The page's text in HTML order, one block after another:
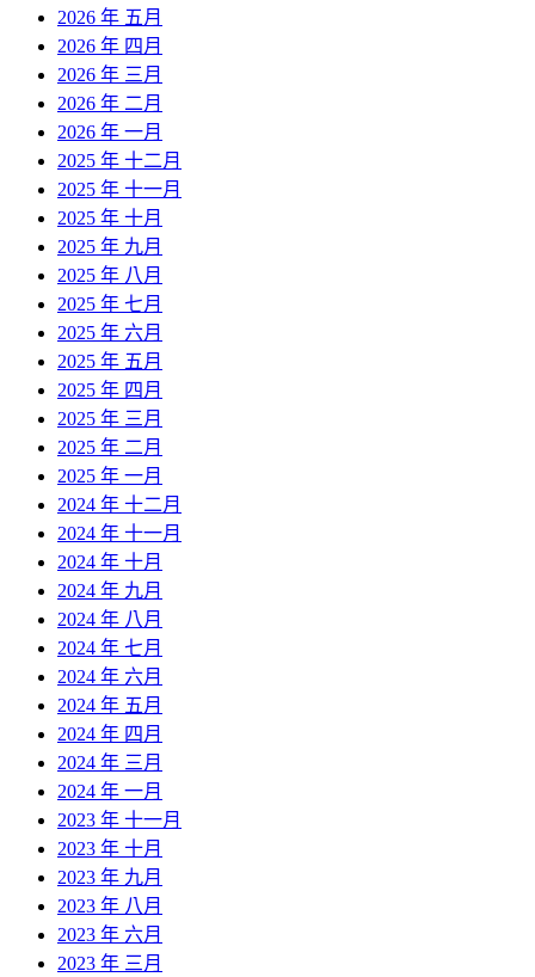
2026 年 五月
2026 年 四月
2026 年 三月
2026 年 二月
2026 年 一月
2025 年 十二月
2025 年 十一月
2025 年 十月
2025 年 九月
2025 年 八月
2025 年 七月
2025 年 六月
2025 年 五月
2025 年 四月
2025 年 三月
2025 年 二月
2025 年 一月
2024 年 十二月
2024 年 十一月
2024 年 十月
2024 年 九月
2024 年 八月
2024 年 七月
2024 年 六月
2024 年 五月
2024 年 四月
2024 年 三月
2024 年 一月
2023 年 十一月
2023 年 十月
2023 年 九月
2023 年 八月
2023 年 六月
2023 年 三月